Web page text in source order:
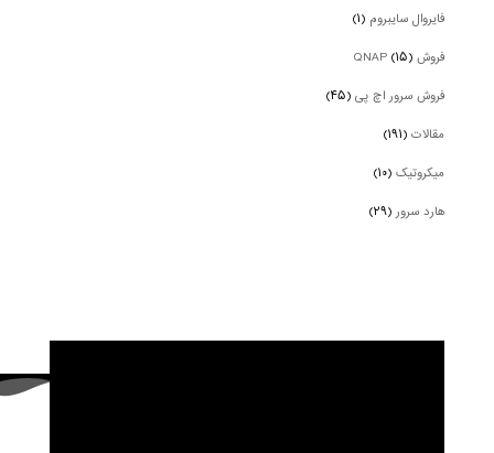
فایروال سایبروم (۱)
فروش QNAP (۱۵)
فروش سرور اچ پی(۴۵)
مقالات(۱۹۱)
میکروتیک(۱۰)
هارد سرور(۲۹)